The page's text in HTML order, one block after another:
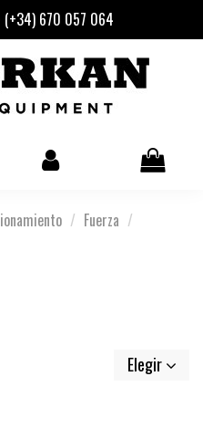
(+34) 670 057 064
Fuerza
Elegir